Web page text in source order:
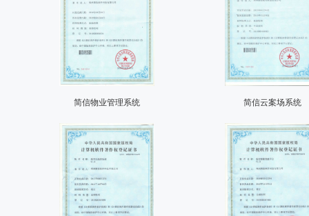
简信物业管理系统 简信云案场系统